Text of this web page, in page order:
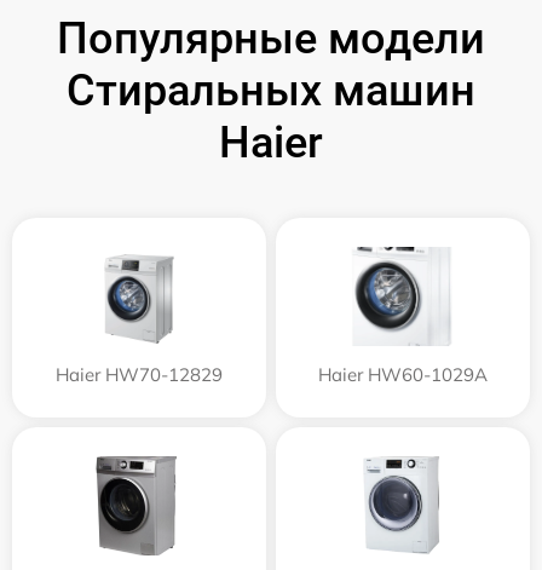
Популярные модели
Стиральных машин
Haier
Haier HW70-12829 Haier HW60-1029A